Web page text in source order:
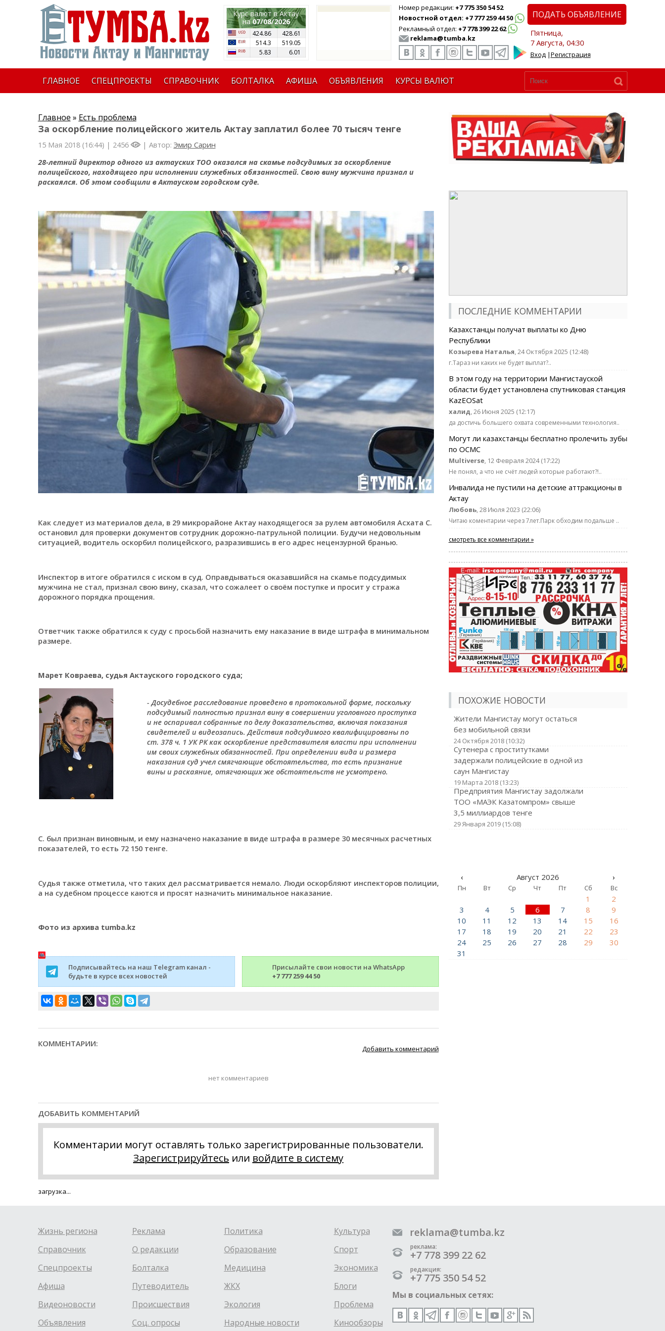
Курс валют в Актау
на07/08/2026
424.86
428.61
514.3
519.05
5.83
6.01
Номер редакции: +7 775 350 54 52
Новостной отдел: +7 777 259 44 50
Рекламный отдел: +7 778 399 22 62
reklama@tumba.kz
ПОДАТЬ ОБЪЯВЛЕНИЕ
Пятница,
7 Августа, 04:30
Вход|Регистрация
ГЛАВНОЕ СПЕЦПРОЕКТЫ СПРАВОЧНИК БОЛТАЛКА АФИША ОБЪЯВЛЕНИЯ КУРСЫ ВАЛЮТ
Главное » Есть проблема
За оскорбление полицейского житель Актау заплатил более 70 тысяч тенге
15 Мая 2018 (16:44) | 2456 | Автор: Эмир Сарин
28-летний директор одного из актауских ТОО оказался на скамье подсудимых за оскорбление
полицейского, находящего при исполнении служебных обязанностей. Свою вину мужчина признал и
раскаялся. Об этом сообщили в Актауском городском суде.
Как следует из материалов дела, в 29 микрорайоне Актау находящегося за рулем автомобиля Асхата С.
остановил для проверки документов сотрудник дорожно-патрульной полиции. Будучи недовольным
ситуацией, водитель оскорбил полицейского, разразившись в его адрес нецензурной бранью.
Инспектор в итоге обратился с иском в суд. Оправдываться оказавшийся на скамье подсудимых
мужчина не стал, признал свою вину, сказал, что сожалеет о своём поступке и просит у стража
дорожного порядка прощения.
Ответчик также обратился к суду с просьбой назначить ему наказание в виде штрафа в минимальном
размере.
Марет Ковраева, судья Актауского городского суда;
- Досудебное расследование проведено в протокольной форме, поскольку
подсудимый полностью признал вину в совершении уголовного проступка
и не оспаривал собранные по делу доказательства, включая показания
свидетелей и видеозапись. Действия подсудимого квалифицированы по
ст. 378 ч. 1 УК РК как оскорбление представителя власти при исполнении
им своих служебных обязанностей. При определении вида и размера
наказания суд учел смягчающие обстоятельства, то есть признание
вины и раскаяние, отягчающих же обстоятельств не усмотрено.
С. был признан виновным, и ему назначено наказание в виде штрафа в размере 30 месячных расчетных
показателей, то есть 72 150 тенге.
Судья также отметила, что таких дел рассматривается немало. Люди оскорбляют инспекторов полиции,
а на судебном процессе каются и просят назначить минимальное наказание.
Фото из архива tumba.kz
Подписывайтесь на наш Telegram канал -
будьте в курсе всех новостей
Присылайте свои новости на WhatsApp
+7 777 259 44 50
КОММЕНТАРИИ:
Добавить комментарий
нет комментариев
ДОБАВИТЬ КОММЕНТАРИЙ
Комментарии могут оставлять только зарегистрированные пользователи.
Зарегистрируйтесь или войдите в систему
загрузка...
ПОСЛЕДНИЕ КОММЕНТАРИИ
Казахстанцы получат выплаты ко Дню
Республики
Козырева Наталья, 24 Октября 2025 (12:48)
г.Тараз ни каких не будет выплат?..
В этом году на территории Мангистауской
области будет установлена спутниковая станция
KazEOSat
халид, 26 Июня 2025 (12:17)
да достичь большего охвата современными технология..
Могут ли казахстанцы бесплатно пролечить зубы
по ОСМС
Multiverse, 12 Февраля 2024 (17:22)
Не понял, а что не счёт людей которые работают?!..
Инвалида не пустили на детские аттракционы в
Актау
Любовь, 28 Июля 2023 (22:06)
Читаю коментарии через 7лет.Парк обходим подальше ..
смотреть все комментарии »
ПОХОЖИЕ НОВОСТИ
Жители Мангистау могут остаться
без мобильной связи
24 Октября 2018 (10:32)
Сутенера с проститутками
задержали полицейские в одной из
саун Мангистау
19 Марта 2018 (13:23)
Предприятия Мангистау задолжали
ТОО «МАЭК Казатомпром» свыше
3,5 миллиардов тенге
29 Января 2019 (15:08)
‹ Август 2026 ›
Пн Вт Ср Чт Пт Сб Вс
1
2
3
4 5 6 7 8
9
10
11 12 13 14 15
16
17
18 19 20 21 22
23
24
25 26 27 28 29
30
31
Жизнь региона
Справочник
Спецпроекты
Афиша
Видеоновости
Объявления
Реклама
О редакции
Болталка
Путеводитель
Происшествия
Соц. опросы
Политика
Образование
Медицина
ЖКХ
Экология
Народные новости
Культура
Спорт
Экономика
Блоги
Проблема
Кинообзоры
reklama@tumba.kz
реклама:
+7 778 399 22 62
редакция:
+7 775 350 54 52
Мы в социальных сетях: